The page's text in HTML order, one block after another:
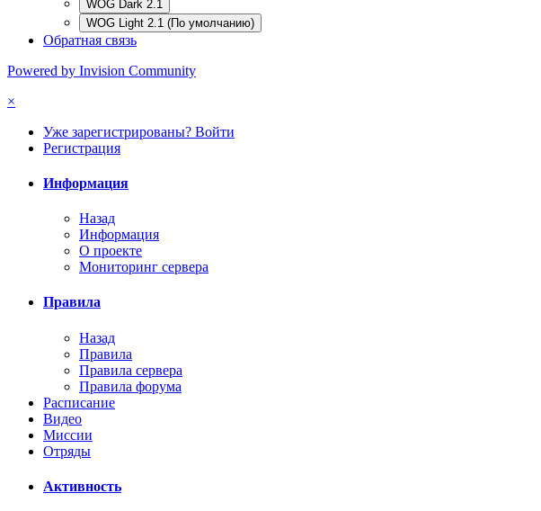
WOG Dark 2.1
WOG Light 2.1 (По умолчанию)
Обратная связь
Powered by Invision Community
×
Уже зарегистрированы? Войти
Регистрация
Информация
Назад
Информация
О проекте
Мониторинг сервера
Правила
Назад
Правила
Правила сервера
Правила форума
Расписание
Видео
Миссии
Отряды
Активность